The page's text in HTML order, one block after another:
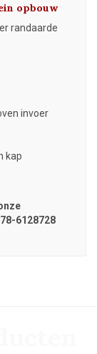
opbouw
randaarde
invoer
kap
6128728